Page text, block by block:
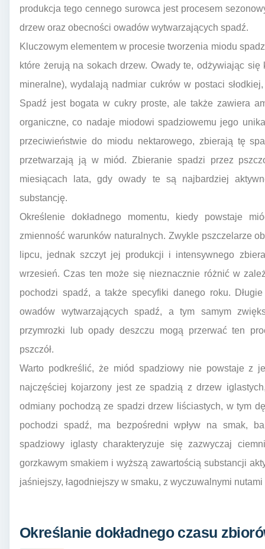
produkcja tego cennego surowca jest procesem
drzew oraz obecności owadów wytwarzających spadź.
Kluczowym elementem w procesie tworzenia miodu
które żerują na sokach drzew. Owady te, odżywiając
mineralne), wydalają nadmiar cukrów w postaci
Spadź jest bogata w cukry proste, ale także zawiera
organiczne, co nadaje miodowi spadziowemu jego
przeciwieństwie do miodu nektarowego, zbierają tę
przetwarzają ją w miód. Zbieranie spadzi przez
miesiącach lata, gdy owady te są najbardziej
substancję.
Określenie dokładnego momentu, kiedy powstaje
zmienność warunków naturalnych. Zwykle pszczelarze
lipcu, jednak szczyt jej produkcji i intensywnego
wrzesień. Czas ten może się nieznacznie różnić w
pochodzi spadź, a także specyfiki danego roku.
owadów wytwarzających spadź, a tym samym
przymrozki lub opady deszczu mogą przerwać ten
pszczół.
Warto podkreślić, że miód spadziowy nie powstaje z
najczęściej kojarzony jest ze spadzią z drzew
odmiany pochodzą ze spadzi drzew liściastych, w tym
pochodzi spadź, ma bezpośredni wpływ na smak,
spadziowy iglasty charakteryzuje się zazwyczaj
gorzkawym smakiem i wyższą zawartością substancji
jaśniejszy, łagodniejszy w smaku, z wyczuwalnymi
Określanie dokładnego czasu